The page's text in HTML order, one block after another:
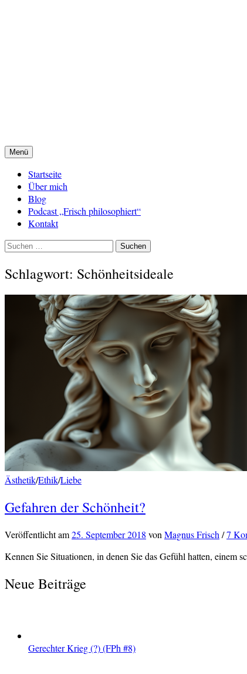
Menü
Startseite
Über mich
Blog
Podcast „Frisch philosophiert“
Kontakt
Suchen
Schlagwort: Schönheitsideale
Ästhetik/Ethik/Liebe
Gefahren der Schönheit?
Veröffentlichtam25. September 2018 von Magnus Frisch /7
Kennen Sie Situationen, in denen Sie das Gefühl hatten, einem
Neue Beiträge
Gerechter Krieg (?) (FPh #8)